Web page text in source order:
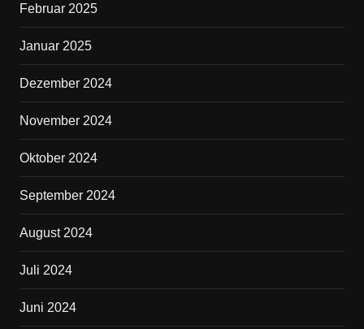
Februar 2025
Januar 2025
Dezember 2024
November 2024
Oktober 2024
September 2024
August 2024
Juli 2024
Juni 2024